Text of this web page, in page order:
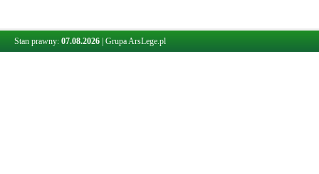
Stan prawny: 07.08.2026 Grupa ArsLege.pl